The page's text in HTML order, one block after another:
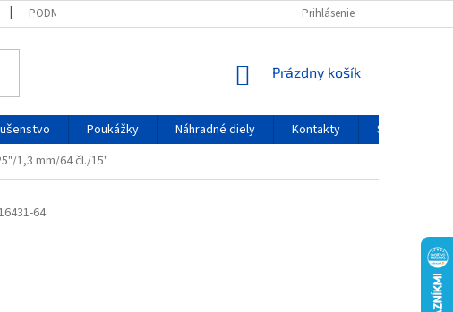
PODMIENKY OCHRANY OSOBNÝCH ÚDAJOV Prihlásenie
NÁKUPNÝ KOŠÍK
Prázdny košík
Poukážky Náhradné diely Kontakty Servis
1,3 mm/64 čl./15"
64